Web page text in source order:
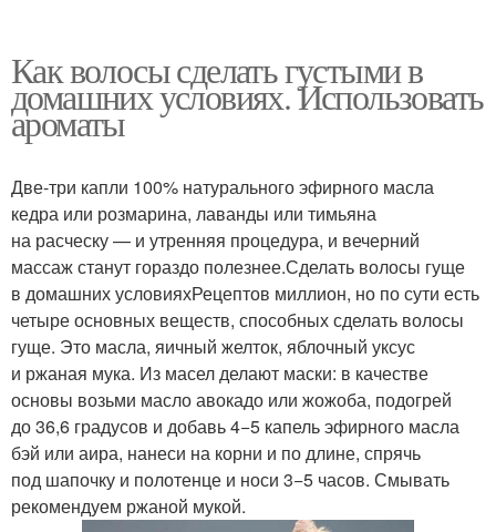
Как волосы сделать густыми в
домашних условиях. Использовать
ароматы
Две-три капли 100% натурального эфирного масла
кедра или розмарина, лаванды или тимьяна
на расческу — и утренняя процедура, и вечерний
массаж станут гораздо полезнее.Сделать волосы гуще
в домашних условияхРецептов миллион, но по сути есть
четыре основных веществ, способных сделать волосы
гуще. Это масла, яичный желток, яблочный уксус
и ржаная мука. Из масел делают маски: в качестве
основы возьми масло авокадо или жожоба, подогрей
до 36,6 градусов и добавь 4−5 капель эфирного масла
бэй или аира, нанеси на корни и по длине, спрячь
под шапочку и полотенце и носи 3−5 часов. Смывать
рекомендуем ржаной мукой.